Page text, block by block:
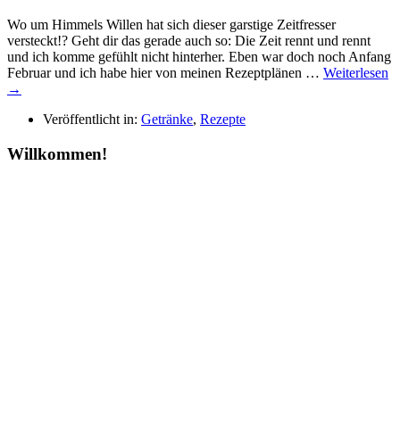
Wo um Himmels Willen hat sich dieser garstige Zeitfresser
versteckt!? Geht dir das gerade auch so: Die Zeit rennt und rennt
und ich komme gefühlt nicht hinterher. Eben war doch noch Anfang
Februar und ich habe hier von meinen Rezeptplänen … Weiterlesen
→
Veröffentlicht in: Getränke, Rezepte
Willkommen!